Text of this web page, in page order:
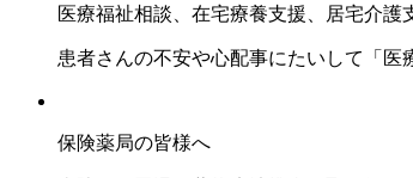
医療福祉相談、在宅療養支援、居宅介護
患者さんの不安や心配事にたいして「医
保険薬局の皆様へ